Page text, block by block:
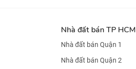
Nhà đất bán TP HCM
Nhà đất bán Quận 1
Nhà đất bán Quận 2